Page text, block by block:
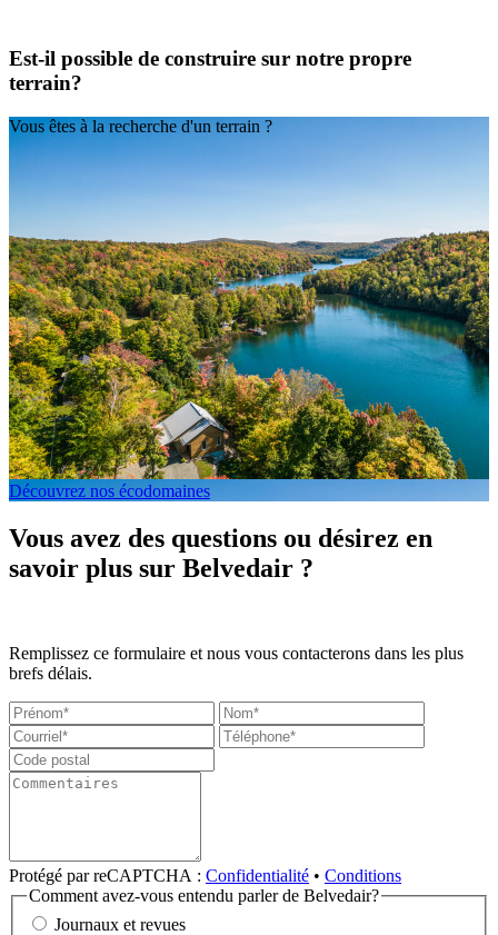
Est-il possible de construire sur notre propre
terrain?
Vous êtes à la recherche d'un terrain ?
Découvrez nos écodomaines
Vous avez des questions ou désirez en
savoir plus sur Belvedair ?
Remplissez ce formulaire et nous vous contacterons dans les plus
brefs délais.
Protégé par reCAPTCHA : Confidentialité • Conditions
Comment avez-vous entendu parler de Belvedair?
Journaux et revues